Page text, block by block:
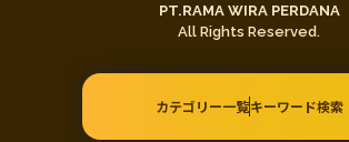
カテゴリー一覧キーワード検索
PT.RAMA WIRA PERDANA
All Rights Reserved.